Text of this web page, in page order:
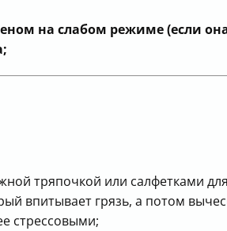
на слабом режиме (если
тряпочкой или салфетками
впитывает грязь, а потом
стрессовыми;